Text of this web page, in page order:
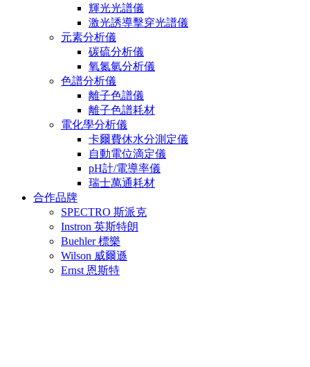
輝光光譜儀
激光誘導擊穿光譜儀
元素分析儀
碳硫分析儀
氧氮氫分析儀
色譜分析儀
離子色譜儀
離子色譜耗材
電化學分析儀
卡爾費休水分測定儀
自動電位滴定儀
pH計/電導率儀
瑞士萬通耗材
合作品牌
SPECTRO 斯派克
Instron 英斯特朗
Buehler 標樂
Wilson 威爾遜
Ernst 恩斯特